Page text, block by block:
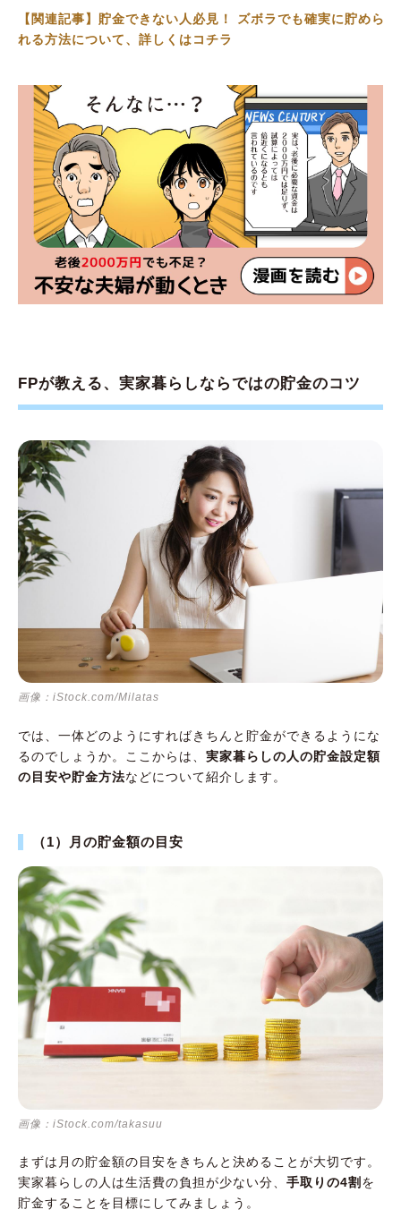
【関連記事】貯金できない人必見！ ズボラでも確実に貯めら
れる方法について、詳しくはコチラ
FPが教える、実家暮らしならではの貯金のコツ
画像：iStock.com/Milatas
では、一体どのようにすればきちんと貯金ができるようにな
るのでしょうか。ここからは、 実家暮らしの人の貯金設定額
の目安や貯金方法などについて紹介します。
（1）月の貯金額の目安
画像：iStock.com/takasuu
まずは月の貯金額の目安をきちんと決めることが大切です。
実家暮らしの人は生活費の負担が少ない分、 手取りの4割 を
貯金することを目標にしてみましょう。